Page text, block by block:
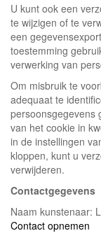
U kunt ook een
te wijzigen of te
een
toestemming
verwerking van
Om misbruik te
adequaat te
persoonsgegevens
van het cookie in
in de instellingen
kloppen, kunt u
verwijderen.
Contactgegevens
Naam kunstenaar:
Contact opnemen